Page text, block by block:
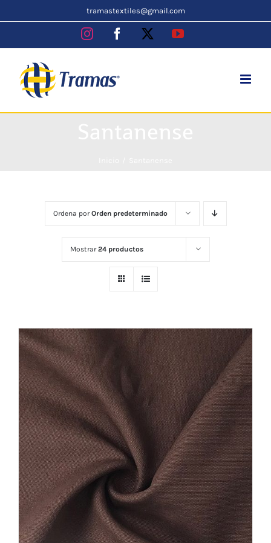
to
tramastextiles@gmail.com
InstagramFacebook YouTube
Ordena porOrden predeterminado
Mostrar24 productos